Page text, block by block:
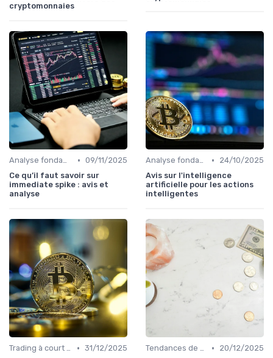
cryptomonnaies
Analyse fondamentale et technique • 09/11/2025
Ce qu’il faut savoir sur
immediate spike : avis et
analyse
Analyse fondamentale et technique •
24/10/2025
Avis sur l'intelligence
artificielle pour les actions
intelligentes
Trading à court terme vs investissement à long terme • 31/12/2025
Tendances de marché et indicateurs •
20/12/2025